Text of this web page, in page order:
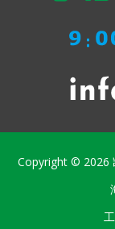
Copyright © 2026